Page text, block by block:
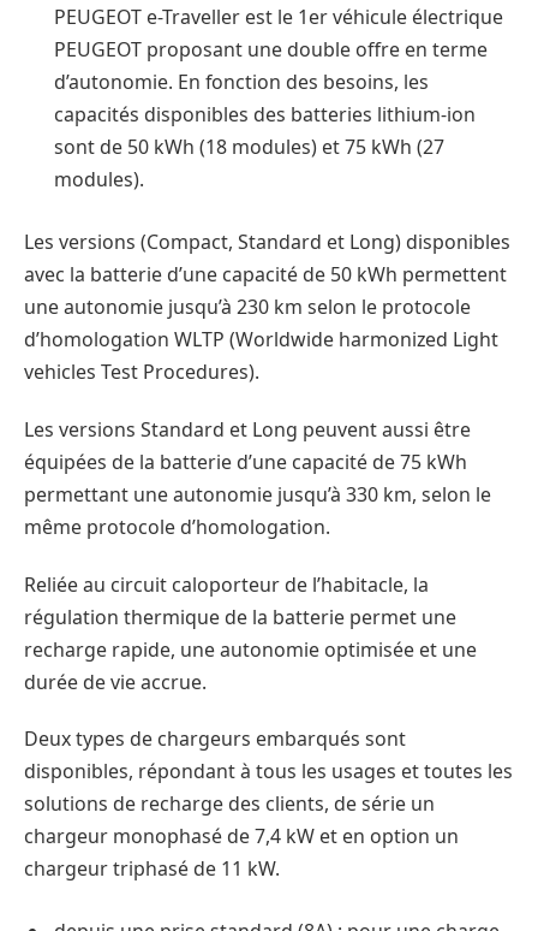
PEUGEOT e-Traveller est le 1er véhicule électrique
PEUGEOT proposant une double offre en terme
d’autonomie. En fonction des besoins, les
capacités disponibles des batteries lithium-ion
sont de 50 kWh (18 modules) et 75 kWh (27
modules).
Les versions (Compact, Standard et Long) disponibles
avec la batterie d’une capacité de 50 kWh permettent
une autonomie jusqu’à 230 km selon le protocole
d’homologation WLTP (Worldwide harmonized Light
vehicles Test Procedures).
Les versions Standard et Long peuvent aussi être
équipées de la batterie d’une capacité de 75 kWh
permettant une autonomie jusqu’à 330 km, selon le
même protocole d’homologation.
Reliée au circuit caloporteur de l’habitacle, la
régulation thermique de la batterie permet une
recharge rapide, une autonomie optimisée et une
durée de vie accrue.
Deux types de chargeurs embarqués sont
disponibles, répondant à tous les usages et toutes les
solutions de recharge des clients, de série un
chargeur monophasé de 7,4 kW et en option un
chargeur triphasé de 11 kW.